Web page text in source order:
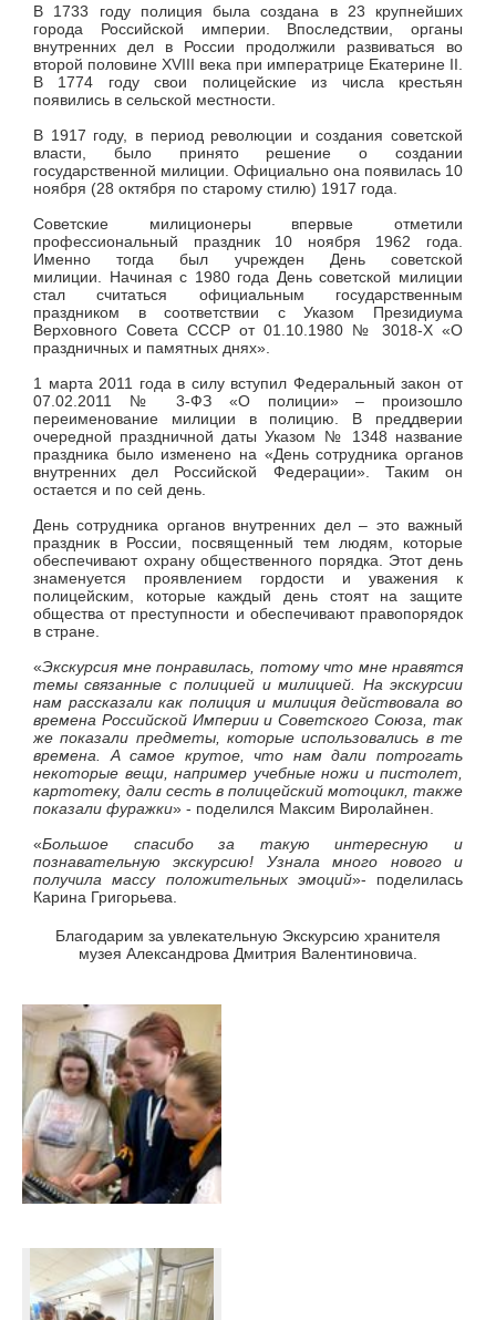
В 1733 году полиция была создана в 23 крупнейших
города Российской империи. Впоследствии, органы
внутренних дел в России продолжили развиваться во
второй половине XVIII века при императрице Екатерине II.
В 1774 году свои полицейские из числа крестьян
появились в сельской местности.
В 1917 году, в период революции и создания советской
власти, было принято решение о создании
государственной милиции. Официально она появилась 10
ноября (28 октября по старому стилю) 1917 года.
Советские милиционеры впервые отметили
профессиональный праздник 10 ноября 1962 года.
Именно тогда был учрежден День советской
милиции. Начиная с 1980 года День советской милиции
стал считаться официальным государственным
праздником в соответствии с Указом Президиума
Верховного Совета СССР от 01.10.1980 № 3018-Х «О
праздничных и памятных днях».
1 марта 2011 года в силу вступил Федеральный закон от
07.02.2011 № 3-ФЗ «О полиции» – произошло
переименование милиции в полицию. В преддверии
очередной праздничной даты Указом № 1348 название
праздника было изменено на «День сотрудника органов
внутренних дел Российской Федерации». Таким он
остается и по сей день.
День сотрудника органов внутренних дел – это важный
праздник в России, посвященный тем людям, которые
обеспечивают охрану общественного порядка. Этот день
знаменуется проявлением гордости и уважения к
полицейским, которые каждый день стоят на защите
общества от преступности и обеспечивают правопорядок
в стране.
«Экскурсия мне понравилась, потому что мне нравятся
темы связанные с полицией и милицией. На экскурсии
нам рассказали как полиция и милиция действовала во
времена Российской Империи и Советского Союза, так
же показали предметы, которые использовались в те
времена. А самое крутое, что нам дали потрогать
некоторые вещи, например учебные ножи и пистолет,
картотеку, дали сесть в полицейский мотоцикл, также
показали фуражки» - поделился Максим Виролайнен.
«Большое спасибо за такую интересную и
познавательную экскурсию! Узнала много нового и
получила массу положительных эмоций»- поделилась
Карина Григорьева.
Благодарим за увлекательную Экскурсию хранителя
музея Александрова Дмитрия Валентиновича.